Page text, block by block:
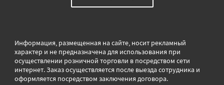
Информация, размещенная на сайте, носит рекламный
характер и не предназначена для использования при
осуществлении розничной торговли в посредством сети
интернет. Заказ осуществляется после выезда сотрудника и
оформляется посредством заключения договора.